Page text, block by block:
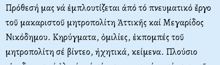
Πρόθεσή μας νά ἐμπλουτίζεται ἀπό τό πνευματικό ἔργο
τοῦ μακαριστοῦ μητροπολίτη Ἀττικῆς καί Μεγαρίδος
Νικόδημου. Κηρύγματα, ὁμιλίες, ἐκπομπές τοῦ
μητροπολίτη σέ βίντεο, ἠχητικά, κείμενα. Πλούσιο